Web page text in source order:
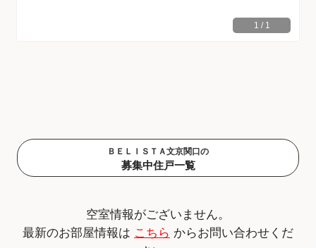
1 / 1
ＢＥＬＩＳＴＡ文京関口の
募集中住戸一覧
空室情報がございません。
最新のお部屋情報は こちら からお問い合わせくだ